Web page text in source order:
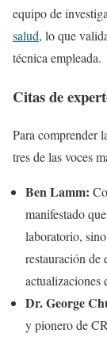
equipo de
salud, lo que
técnica empleada.
Citas de
Para comprender
tres de las voces
Ben Lamm:
manifestado
laboratorio,
restauración de
actualizaciones
Dr. George
y pionero de